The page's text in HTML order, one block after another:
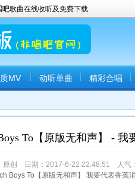
吧歌曲在线收听及免费下载
MV 动听单曲 精彩合唱
To【原版无和声】 - 我
原创 日期：2017-6-22 22:48:51 人气
Boys To【原版无和声】 我要代表香蕉